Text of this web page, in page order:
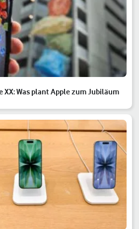
XX: Was plant Apple zum Jubiläum